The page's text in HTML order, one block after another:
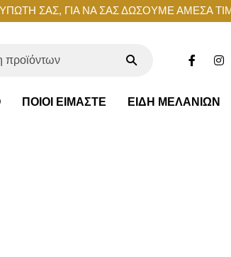
ΣΑΣ, ΓΙΑ ΝΑ ΣΑΣ ΔΩΣΟΥΜΕ ΑΜΕΣΑ
ΠΟΙΟΙ ΕΙΜΑΣΤΕ ΕΙΔΗ ΜΕΛΑΝΙΩΝ